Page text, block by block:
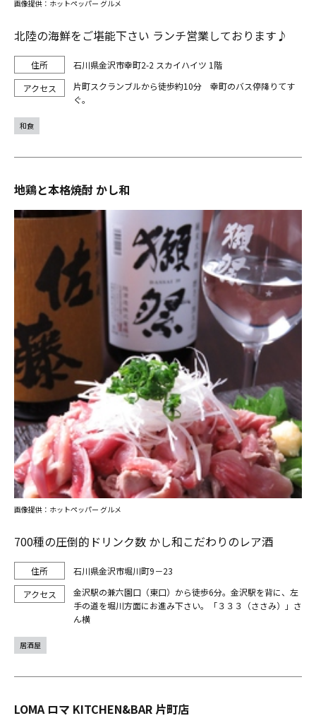
北陸の海鮮をご堪能下さい ランチ営業しております♪
石川県金沢市幸町2-2 スカイハイツ 1階
片町スクランブルから徒歩約10分 幸町のバス停降りてす
ぐ。
画像提供：ホットペッパー グルメ
和食
地鶏と本格焼酎 かし和
700種の圧倒的ドリンク数 かし和こだわりのレア酒
石川県金沢市堀川町9－23
金沢駅の兼六園口（東口）から徒歩6分。金沢駅を背に、左
手の道を堀川方面にお進み下さい。「３３３（ささみ）」さ
ん横
画像提供：ホットペッパー グルメ
居酒屋
LOMA ロマ KITCHEN&BAR 片町店